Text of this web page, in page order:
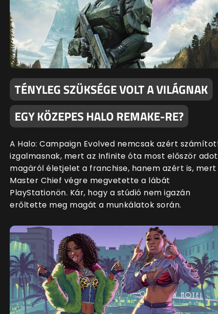
TÉNYLEG SZÜKSÉGE VOLT A VILÁGNAK
EGY KÖZEPES HALO REMAKE-RE?
A Halo: Campaign Evolved nemcsak azért
izgalmasnak, mert az Infinite óta most először
magáról életjelet a franchise, hanem azért is, mert
Master Chief végre megvetette a lábát
PlayStationön. Kár, hogy a stúdió nem igazán
erőltette meg magát a munkálatok során.